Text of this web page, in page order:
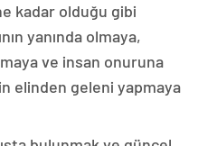
kadar olduğu gibi
yanında olmaya,
ve insan onuruna
elinden geleni yapmaya